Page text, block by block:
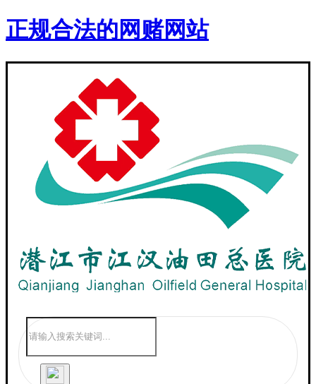
正规合法的网赌网站